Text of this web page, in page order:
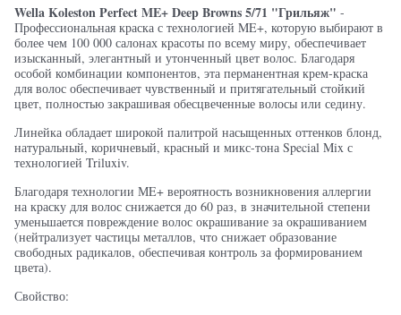
Wella Koleston Perfect ME+ Deep Browns 5/71 "Грильяж" -
Профессиональная краска с технологией ME+, которую выбирают в
более чем 100 000 салонах красоты по всему миру, обеспечивает
изысканный, элегантный и утонченный цвет волос. Благодаря
особой комбинации компонентов, эта перманентная крем-краска
для волос обеспечивает чувственный и притягательный стойкий
цвет, полностью закрашивая обесцвеченные волосы или седину.
Линейка обладает широкой палитрой насыщенных оттенков блонд,
натуральный, коричневый, красный и микс-тона Special Mix с
технологией Triluxiv.
Благодаря технологии МE+ вероятность возникновения аллергии
на краску для волос снижается до 60 раз, в значительной степени
уменьшается повреждение волос окрашивание за окрашиванием
(нейтрализует частицы металлов, что снижает образование
свободных радикалов, обеспечивая контроль за формированием
цвета).
Свойство: